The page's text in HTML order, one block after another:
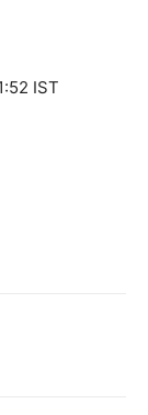
IST